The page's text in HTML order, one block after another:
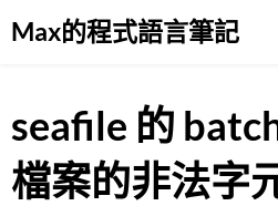
toMax的程式語言筆記
seafile 的
檔案的非法字